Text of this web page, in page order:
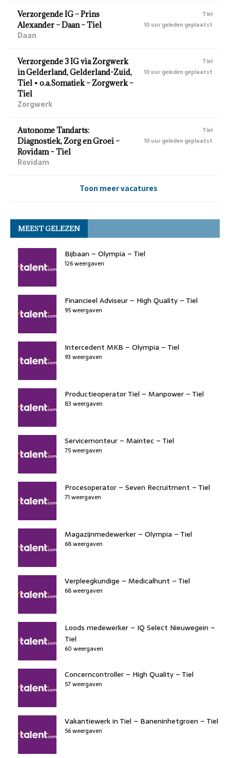
Verzorgende IG – Prins
Alexander – Daan – Tiel
Daan
Tiel
10 uur geleden geplaatst
Verzorgende 3 IG via Zorgwerk
in Gelderland, Gelderland-Zuid,
Tiel • o.a.Somatiek – Zorgwerk –
Tiel
Zorgwerk
Tiel
10 uur geleden geplaatst
Autonome Tandarts:
Diagnostiek, Zorg en Groei –
Rovidam – Tiel
Rovidam
Tiel
10 uur geleden geplaatst
Toon meer vacatures
MEEST GELEZEN
Bijbaan – Olympia – Tiel
126 weergaven
Financieel Adviseur – High Quality – Tiel
95 weergaven
Intercedent MKB – Olympia – Tiel
93 weergaven
Productieoperator Tiel – Manpower – Tiel
83 weergaven
Servicemonteur – Maintec – Tiel
75 weergaven
Procesoperator – Seven Recruitment – Tiel
71 weergaven
Magazijnmedewerker – Olympia – Tiel
68 weergaven
Verpleegkundige – Medicalhunt – Tiel
68 weergaven
Loods medewerker – IQ Select Nieuwegein –
Tiel
60 weergaven
Concerncontroller – High Quality – Tiel
57 weergaven
Vakantiewerk in Tiel – Baneninhetgroen – Tiel
56 weergaven